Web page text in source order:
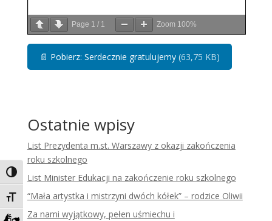
Toggle High Contrast
Toggle Font size
Page 1 / 1 Zoom 100%
📄 Pobierz: Serdecznie gratulujemy (63,75 KB)
Ostatnie wpisy
List Prezydenta m.st. Warszawy z okazji zakończenia
roku szkolnego
List Minister Edukacji na zakończenie roku szkolnego
“Mała artystka i mistrzyni dwóch kółek” – rodzice Oliwii
Za nami wyjątkowy, pełen uśmiechu i